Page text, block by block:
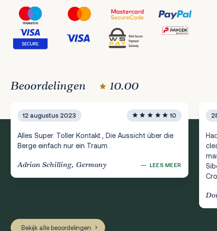
Beoordelingen 10.00
12 augustus 2023 10
Alles Super. Toller Kontakt , Die Aussicht über die
Berge einfach nur ein Traum .
Adrian Schilling, Germany — LEES MEER
Bekijk alle beoordelingen